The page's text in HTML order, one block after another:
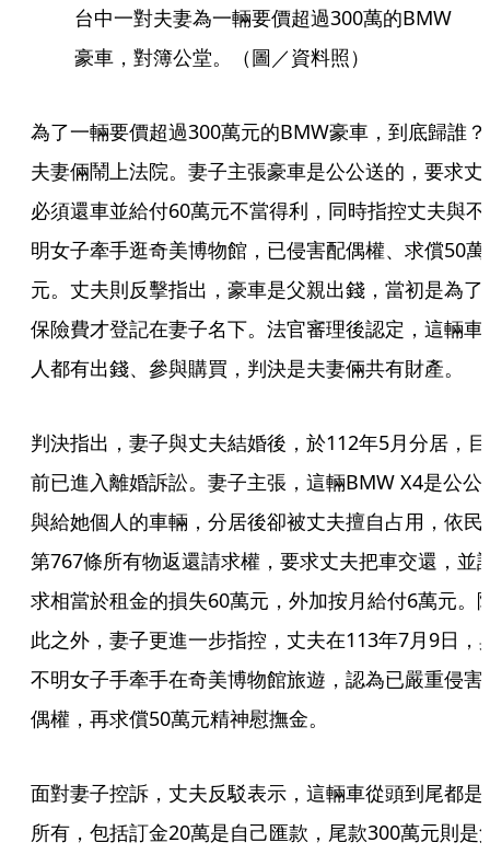
台中一對夫妻為一輛要價超過300萬的BMW
豪車，對簿公堂。（圖／資料照）
為了一輛要價超過300萬元的BMW豪車，到底歸誰？
夫妻倆鬧上法院。妻子主張豪車是公公送的，要求丈
必須還車並給付60萬元不當得利，同時指控丈夫與不
明女子牽手逛奇美博物館，已侵害配偶權、求償50萬
元。丈夫則反擊指出，豪車是父親出錢，當初是為了
保險費才登記在妻子名下。法官審理後認定，這輛車
人都有出錢、參與購買，判決是夫妻倆共有財產。
判決指出，妻子與丈夫結婚後，於112年5月分居，目
前已進入離婚訴訟。妻子主張，這輛BMW X4是公公
與給她個人的車輛，分居後卻被丈夫擅自占用，依民
第767條所有物返還請求權，要求丈夫把車交還，並
求相當於租金的損失60萬元，外加按月給付6萬元。
此之外，妻子更進一步指控，丈夫在113年7月9日，
不明女子手牽手在奇美博物館旅遊，認為已嚴重侵害
偶權，再求償50萬元精神慰撫金。
面對妻子控訴，丈夫反駁表示，這輛車從頭到尾都是
所有，包括訂金20萬是自己匯款，尾款300萬元則是